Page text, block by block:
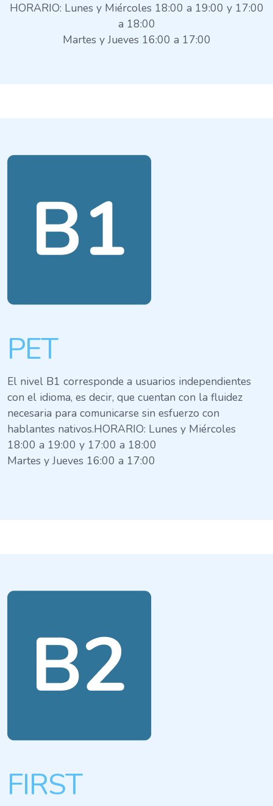
HORARIO: Lunes y Miércoles 18:00 a 19:00 y 17:00
a 18:00
Martes y Jueves 16:00 a 17:00
PET
El nivel B1 corresponde a usuarios independientes
con el idioma, es decir, que cuentan con la fluidez
necesaria para comunicarse sin esfuerzo con
hablantes nativos.HORARIO: Lunes y Miércoles
18:00 a 19:00 y 17:00 a 18:00
Martes y Jueves 16:00 a 17:00
FIRST